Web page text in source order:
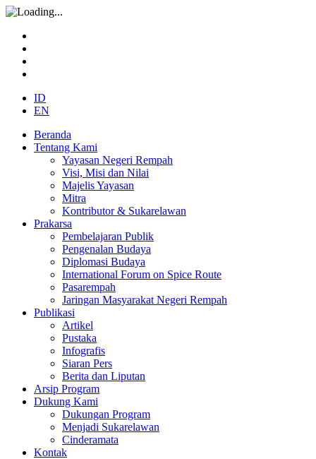
ID
EN
Beranda
Tentang Kami
Yayasan Negeri Rempah
Visi, Misi dan Nilai
Majelis Yayasan
Mitra
Kontributor & Sukarelawan
Prakarsa
Pembelajaran Publik
Pengenalan Budaya
Diplomasi Budaya
International Forum on Spice Route
Pasarempah
Jaringan Masyarakat Negeri Rempah
Publikasi
Artikel
Pustaka
Infografis
Siaran Pers
Berita dan Liputan
Arsip Program
Dukung Kami
Dukungan Program
Menjadi Sukarelawan
Cinderamata
Kontak